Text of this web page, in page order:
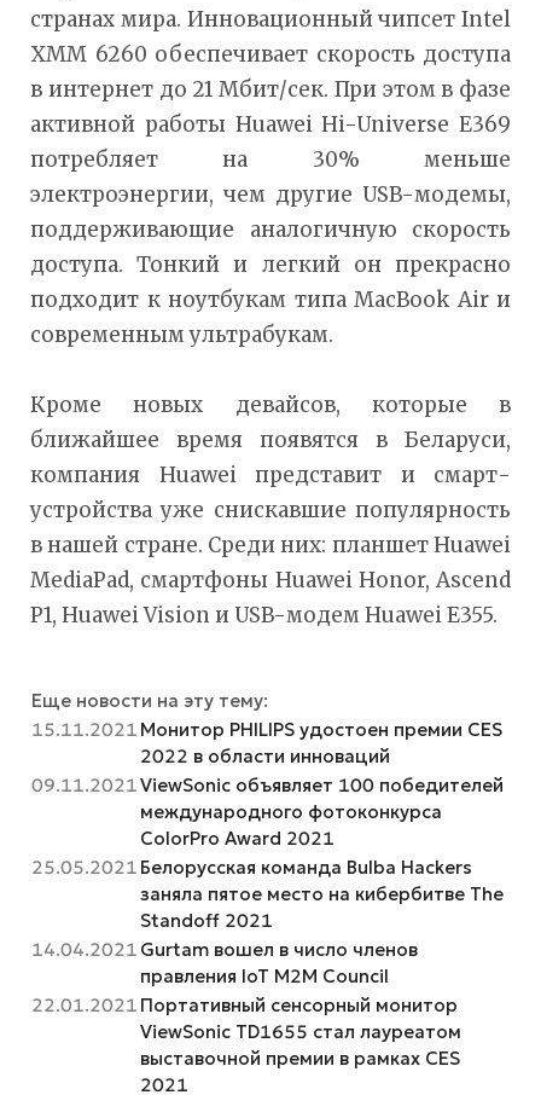
странах мира. Инновационный чипсет Intel
XMM 6260 обеспечивает скорость доступа
в интернет до 21 Мбит/сек. При этом в фазе
активной работы Huawei Hi-Universe E369
потребляет на 30% меньше
электроэнергии, чем другие USB-модемы,
поддерживающие аналогичную скорость
доступа. Тонкий и легкий он прекрасно
подходит к ноутбукам типа MacBook Air и
современным ультрабукам.
Кроме новых девайсов, которые в
ближайшее время появятся в Беларуси,
компания Huawei представит и смарт-
устройства уже снискавшие популярность
в нашей стране. Среди них: планшет Huawei
MediaPad, смартфоны Huawei Honor, Ascend
P1, Huawei Vision и USB-модем Huawei E355.
Еще новости на эту тему:
15.11.2021 Монитор PHILIPS удостоен премии CES
2022 в области инноваций
09.11.2021ViewSonic объявляет 100 победителей
международного фотоконкурса
ColorPro Award 2021
25.05.2021 Белорусская команда Bulba Hackers
заняла пятое место на кибербитве The
Standoff 2021
14.04.2021 Gurtam вошел в число членов
правления IoT M2M Council
22.01.2021 Портативный сенсорный монитор
ViewSonic TD1655 стал лауреатом
выставочной премии в рамках CES
2021